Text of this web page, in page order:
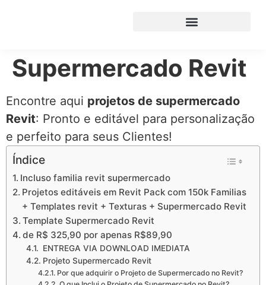
Supermercado Revit
Encontre aqui projetos de supermercado
Revit: Pronto e editável para personalização
e perfeito para seus Clientes!
Índice
Incluso familia revit supermercado
Projetos editáveis em Revit Pack com 150k Familias
+ Templates revit + Texturas + Supermercado Revit
Template Supermercado Revit
de R$ 325,90 por apenas R$89,90
ENTREGA VIA DOWNLOAD IMEDIATA
Projeto Supermercado Revit
Por que adquirir o Projeto de Supermercado no Revit?